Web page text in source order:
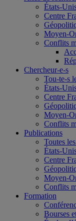
États-
Centre
Moyen-
Conflits
Chercheur-e-s
Tou-te-s
États-
Centre
Moyen-
Conflits
Publications
Toutes
États-
Centre
Moyen-
Conflits
Formation
Bourses